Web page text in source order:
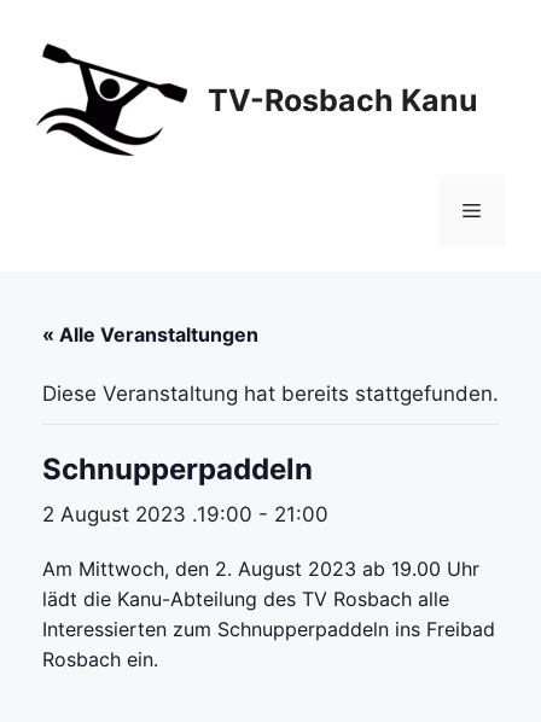
Inhalt
springen
TV-Rosbach Kanu
Menü
« Alle Veranstaltungen
Diese Veranstaltung hat bereits stattgefunden.
Schnupperpaddeln
2 August 2023 .19:00 - 21:00
Am Mittwoch, den 2. August 2023 ab 19.00 Uhr
lädt die Kanu-Abteilung des TV Rosbach alle
Interessierten zum Schnupperpaddeln ins Freibad
Rosbach ein.